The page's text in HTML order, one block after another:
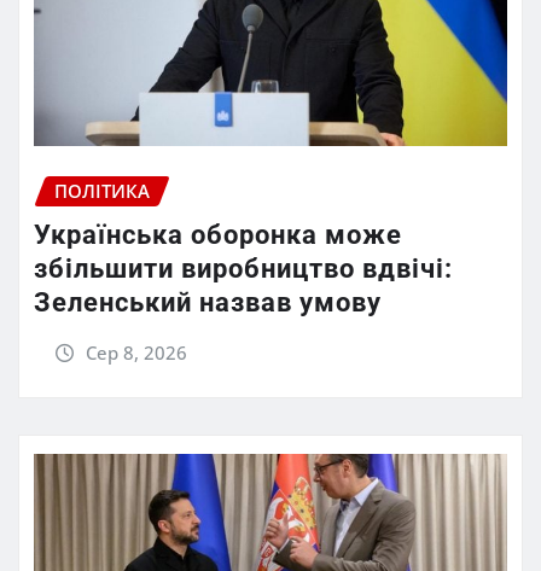
ПОЛІТИКА
Українська оборонка може
збільшити виробництво вдвічі:
Зеленський назвав умову
Сер 8, 2026